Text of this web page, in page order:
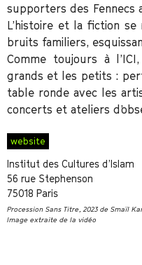
supporters des Fennecs
L’histoire et la fiction
bruits familiers,
Comme toujours à
grands et les petits :
table ronde avec les
concerts et ateliers
website
Institut des Cultures d’Islam
56 rue Stephenson
75018 Paris
Procession Sans Titre, 2023 de Smaïl
Image extraite de la vidéo